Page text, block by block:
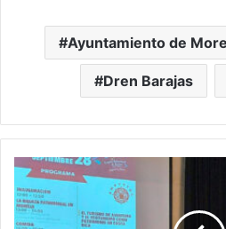
Ayuntamiento de
Dren Barajas
Jalisco
Peor
Que
Michoacán